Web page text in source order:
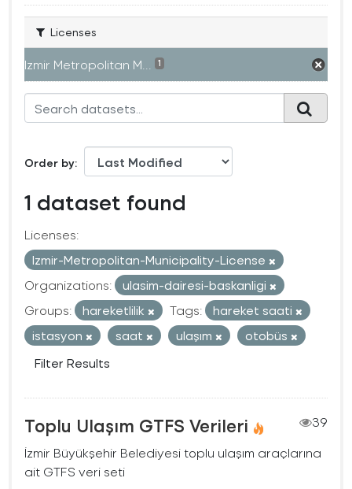
Licenses
Izmir Metropolitan M... 1
Order by
1 dataset found
Licenses:
Izmir-Metropolitan-Municipality-License
Organizations:
ulasim-dairesi-baskanligi
Groups:
hareketlilik Tags:
hareket saati
istasyon
saat ulaşım
otobüs
Filter Results
Toplu Ulaşım GTFS Verileri
39
İzmir Büyükşehir Belediyesi toplu ulaşım araçlarına
ait GTFS veri seti